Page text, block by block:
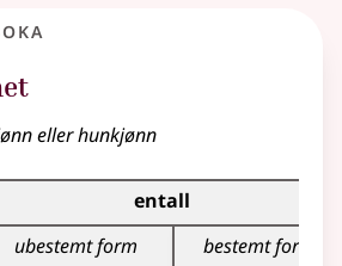
eller hunkjønn
dette substantivet
entall
ubestemt form
bestemt form